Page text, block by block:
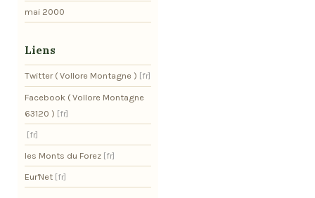
mai 2000
Liens
Twitter ( Vollore Montagne )
Facebook ( Vollore Montagne
63120 )
les Monts du Forez
Eur'Net